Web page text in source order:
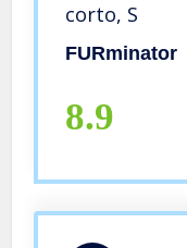
corto, S
FURminator
8.9